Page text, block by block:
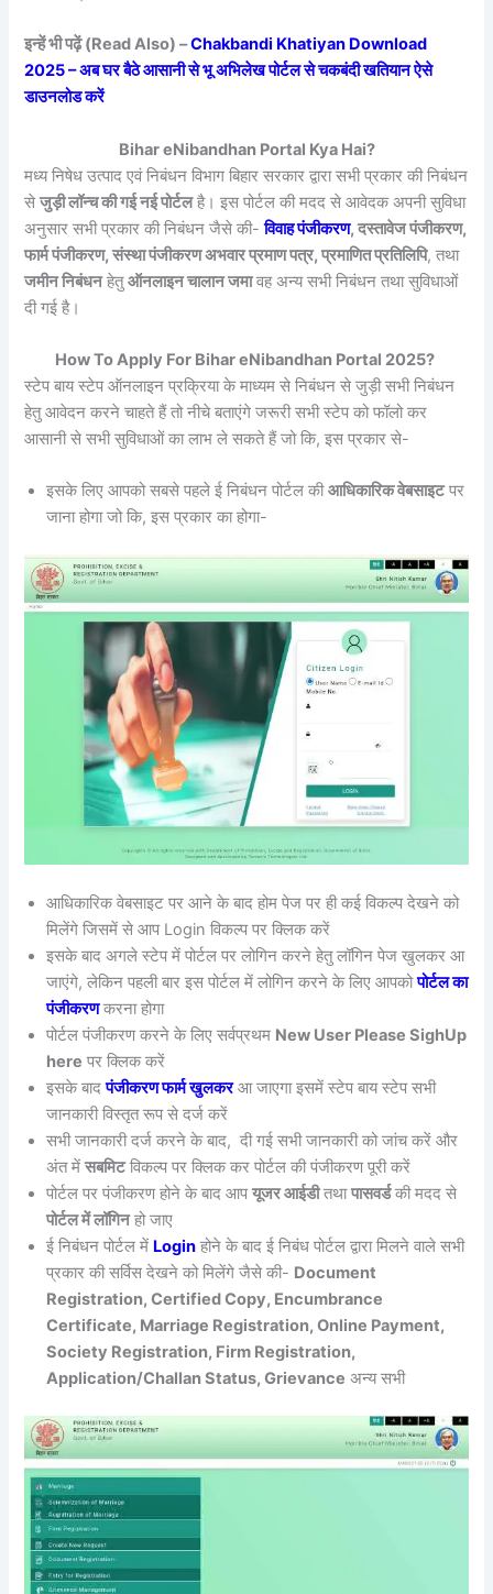
इन्हें भी पढ़ें (Read Also) –Chakbandi Khatiyan Download
2025 – अब घर बैठे आसानी से भू अभिलेख पोर्टल से चकबंदी खतियान ऐसे
डाउनलोड करें
Bihar eNibandhan Portal Kya Hai?
मध्य निषेध उत्पाद एवं निबंधन विभाग बिहार सरकार द्वारा सभी प्रकार की निबंधन
सेजुड़ी लॉन्च की गई नई पोर्टलहै। इस पोर्टल की मदद से आवेदक अपनी सुविधा
अनुसार सभी प्रकार की निबंधन जैसे की-विवाह पंजीकरण, दस्तावेज पंजीकरण,
फार्म पंजीकरण, संस्था पंजीकरण अभवार प्रमाण पत्र, प्रमाणित प्रतिलिपि, तथा
जमीन निबंधनहेतुऑनलाइन चालान जमावह अन्य सभी निबंधन तथा सुविधाओं
दी गई है।
How To Apply For Bihar eNibandhan Portal 2025?
स्टेप बाय स्टेप ऑनलाइन प्रक्रिया के माध्यम से निबंधन से जुड़ी सभी निबंधन
हेतु आवेदन करने चाहते हैं तो नीचे बताएंगे जरूरी सभी स्टेप को फॉलो कर
आसानी से सभी सुविधाओं का लाभ ले सकते हैं जो कि, इस प्रकार से-
इसके लिए आपको सबसे पहले ई निबंधन पोर्टल कीआधिकारिक वेबसाइटपर
जाना होगा जो कि, इस प्रकार का होगा-
आधिकारिक वेबसाइट पर आने के बाद होम पेज पर ही कई विकल्प देखने को
मिलेंगे जिसमें से आप Login विकल्प पर क्लिक करें
इसके बाद अगले स्टेप में पोर्टल पर लोगिन करने हेतु लॉगिन पेज खुलकर आ
जाएंगे, लेकिन पहली बार इस पोर्टल में लोगिन करने के लिए आपकोपोर्टल का
पंजीकरणकरना होगा
पोर्टल पंजीकरण करने के लिए सर्वप्रथम New User Please SighUp
here पर क्लिक करें
इसके बादपंजीकरण फार्म खुलकरआ जाएगा इसमें स्टेप बाय स्टेप सभी
जानकारी विस्तृत रूप से दर्ज करें
सभी जानकारी दर्ज करने के बाद, दी गई सभी जानकारी को जांच करें और
अंत मेंसबमिटविकल्प पर क्लिक कर पोर्टल की पंजीकरण पूरी करें
पोर्टल पर पंजीकरण होने के बाद आपयूजर आईडीतथापासवर्डकी मदद से
पोर्टल में लॉगिनहो जाए
ई निबंधन पोर्टल में Login होने के बाद ई निबंध पोर्टल द्वारा मिलने वाले सभी
प्रकार की सर्विस देखने को मिलेंगे जैसे की- Document
Registration, Certified Copy, Encumbrance
Certificate, Marriage Registration, Online Payment,
Society Registration, Firm Registration,
Application/Challan Status, Grievance अन्य सभी